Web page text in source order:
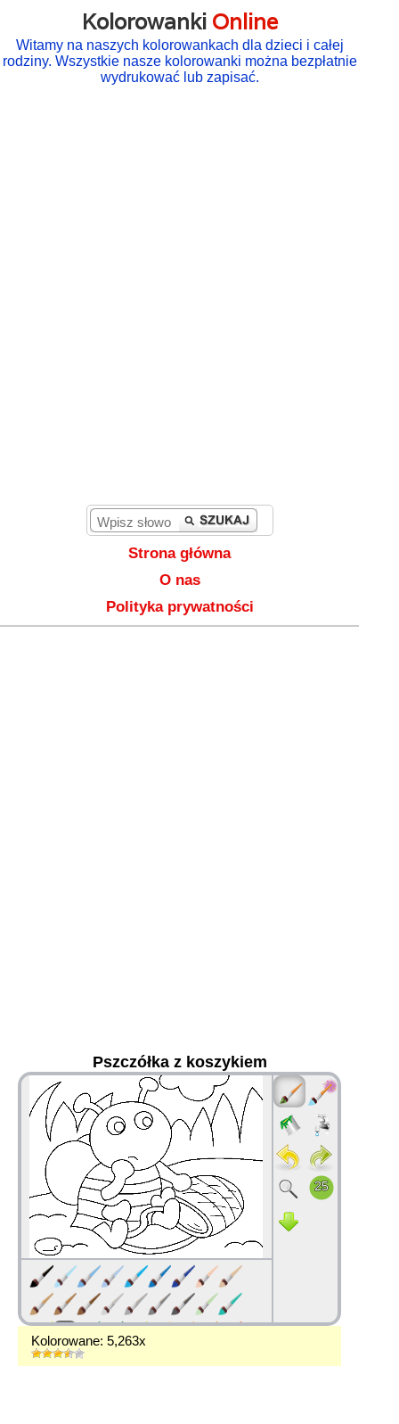
Kolorowanki Online
Witamy na naszych kolorowankach dla dzieci i całej
rodziny. Wszystkie nasze kolorowanki można bezpłatnie
wydrukować lub zapisać.
Strona główna
O nas
Polityka prywatności
Pszczółka z koszykiem
Kolorowane: 5,263x